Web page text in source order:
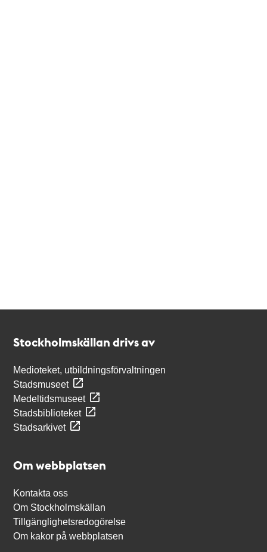
Stockholmskällan drivs av
Medioteket, utbildningsförvaltningen
Stadsmuseet
Medeltidsmuseet
Stadsbiblioteket
Stadsarkivet
Om webbplatsen
Kontakta oss
Om Stockholmskällan
Tillgänglighetsredogörelse
Om kakor på webbplatsen